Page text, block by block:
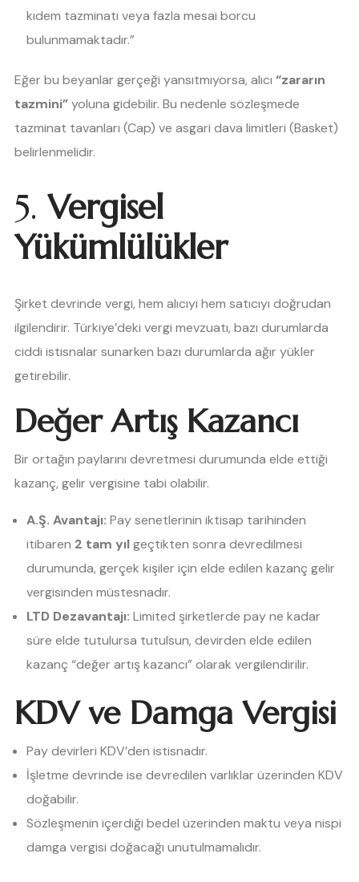
kıdem tazminatı veya fazla mesai borcu
bulunmamaktadır.”
Eğer bu beyanlar gerçeği yansıtmıyorsa, alıcı “zararın
tazmini”yoluna gidebilir. Bu nedenle sözleşmede
tazminat tavanları (Cap) ve asgari dava limitleri (Basket)
belirlenmelidir.
5. Vergisel
Yükümlülükler
Şirket devrinde vergi, hem alıcıyı hem satıcıyı doğrudan
ilgilendirir. Türkiye’deki vergi mevzuatı, bazı durumlarda
ciddi istisnalar sunarken bazı durumlarda ağır yükler
getirebilir.
Değer Artış Kazancı
Bir ortağın paylarını devretmesi durumunda elde ettiği
kazanç, gelir vergisine tabi olabilir.
A.Ş. Avantajı: Pay senetlerinin iktisap tarihinden
itibaren 2 tam yılgeçtikten sonra devredilmesi
durumunda, gerçek kişiler için elde edilen kazanç gelir
vergisinden müstesnadır.
LTD Dezavantajı: Limited şirketlerde pay ne kadar
süre elde tutulursa tutulsun, devirden elde edilen
kazanç “değer artış kazancı” olarak vergilendirilir.
KDV ve Damga Vergisi
Pay devirleri KDV’den istisnadır.
İşletme devrinde ise devredilen varlıklar üzerinden KDV
doğabilir.
Sözleşmenin içerdiği bedel üzerinden maktu veya nispi
damga vergisi doğacağı unutulmamalıdır.